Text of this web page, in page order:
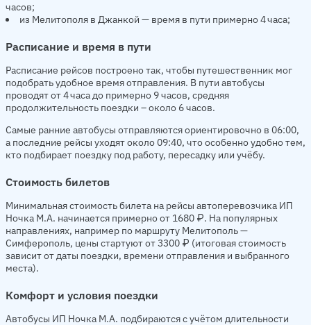
часов;
из Мелитополя в Джанкой — время в пути примерно 4 часа;
Расписание и время в пути
Расписание рейсов построено так, чтобы путешественник мог
подобрать удобное время отправления. В пути автобусы
проводят от 4 часа до примерно 9 часов, средняя
продолжительность поездки – около 6 часов.
Самые ранние автобусы отправляются ориентировочно в 06:00,
а последние рейсы уходят около 09:40, что особенно удобно тем,
кто подбирает поездку под работу, пересадку или учёбу.
Стоимость билетов
Минимальная стоимость билета на рейсы автоперевозчика ИП
Ночка М.А. начинается примерно от 1680 ₽. На популярных
направлениях, например по маршруту Мелитополь —
Симферополь, цены стартуют от 3300 ₽ (итоговая стоимость
зависит от даты поездки, времени отправления и выбранного
места).
Комфорт и условия поездки
Автобусы ИП Ночка М.А. подбираются с учётом длительности